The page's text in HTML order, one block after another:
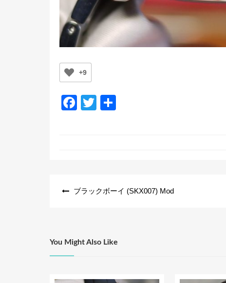
+9
F
o
T
ゲ
ー
ブラックボーイ (SKX007) Mod
You Might Also Like